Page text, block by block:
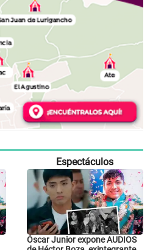
Espectáculos
Óscar Junior expone AUDIOS